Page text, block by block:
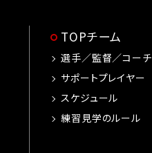
TOPチーム
選手／監督／コーチ
サポートプレイヤー
スケジュール
練習見学のルール